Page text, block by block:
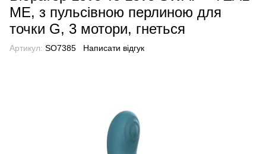
ME, з пульсівною перлиною для
точки G, 3 мотори, гнеться
Артикул: SO7385 Написати відгук